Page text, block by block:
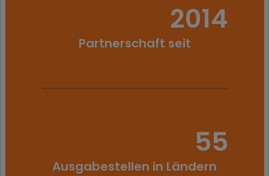
2014
Partnerschaft seit
55
Ausgabestellen in Ländern